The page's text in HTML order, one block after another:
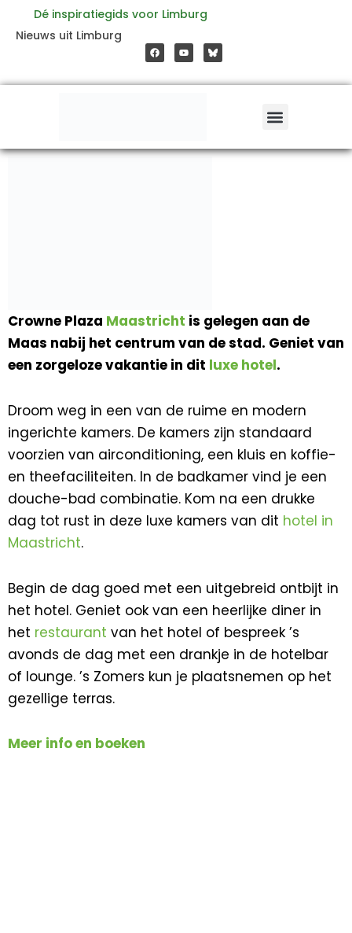
inhoud
Dé inspiratiegids voor Limburg
Nieuws uit Limburg
a
c
e
o
o
o
u
t
b
e
Crowne Plaza Maastricht is gelegen aan de
Maas nabij het centrum van de stad. Geniet van
een zorgeloze vakantie in dit luxe hotel.
Droom weg in een van de ruime en modern
ingerichte kamers. De kamers zijn standaard
voorzien van airconditioning, een kluis en koffie-
en theefaciliteiten. In de badkamer vind je een
douche-bad combinatie. Kom na een drukke
dag tot rust in deze luxe kamers van dit hotel in
Maastricht.
Begin de dag goed met een uitgebreid ontbijt in
het hotel. Geniet ook van een heerlijke diner in
het restaurant van het hotel of bespreek ’s
avonds de dag met een drankje in de hotelbar
of lounge. ’s Zomers kun je plaatsnemen op het
gezellige terras.
Meer info en boeken